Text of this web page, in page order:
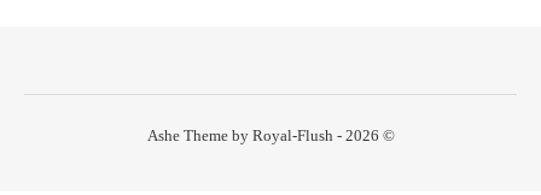
Ashe Theme by Royal-Flush - 2026 ©